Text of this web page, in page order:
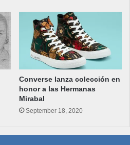
Converse lanza colección en
honor a las Hermanas
Mirabal
September 18, 2020